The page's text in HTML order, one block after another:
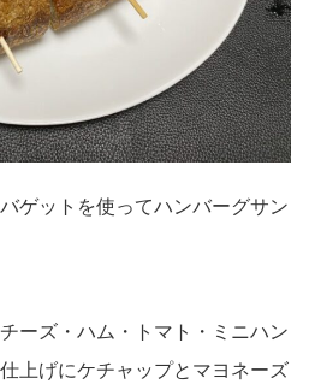
ゲットを使ってハンバーグサン
ーズ・ハム・トマト・ミニハン
上げにケチャップとマヨネーズ